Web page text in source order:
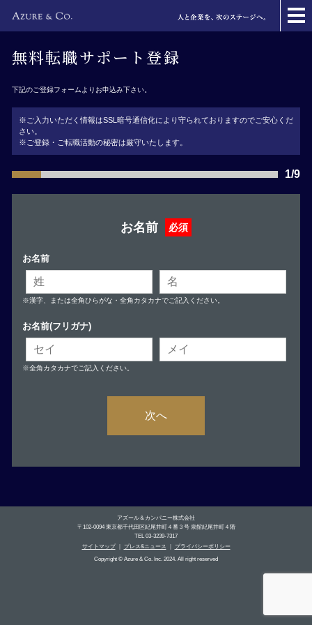
無料転職サポート登録
下記のご登録フォームよりお申込み下さい。
※ご入力いただく情報はSSL暗号通信化により守られておりますのでご安心くだ
さい。
※ご登録・ご転職活動の秘密は厳守いたします。
1/9
お名前 必須
お名前
※漢字、または全角ひらがな・全角カタカナでご記入ください。
お名前(フリガナ)
※全角カタカナでご記入ください。
次へ
アズール＆カンパニー株式会社
〒102-0094 東京都千代田区紀尾井町４番３号 泉館紀尾井町４階
TEL 03-3239-7317
サイトマップ｜ プレス&ニュース
プライバシーポリシー
Copyright © Azure & Co. Inc. 2024. All right reserved